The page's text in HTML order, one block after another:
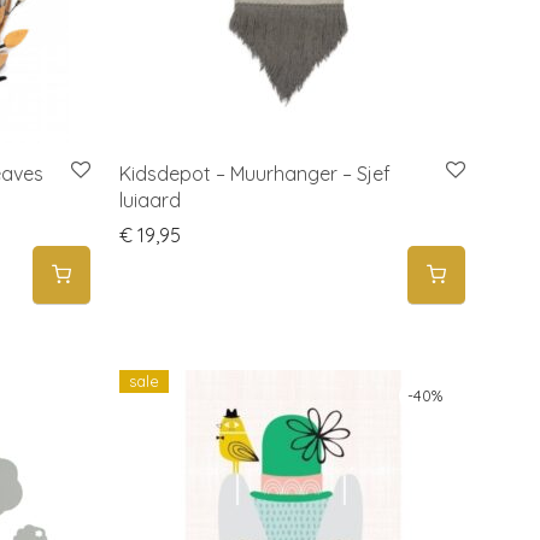
9,95.
Kidsdepot – Muurhanger – Sjef
luiaard
€ 19,95
-40%
sale